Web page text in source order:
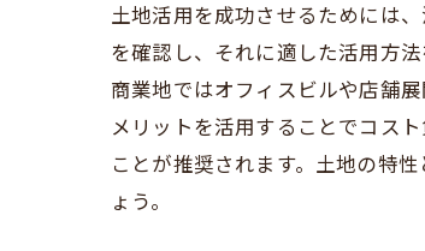
土地活用を成功させるためには
を確認し、それに適した活用方
商業地ではオフィスビルや店舗
メリットを活用することでコス
ことが推奨されます。土地の特
ょう。